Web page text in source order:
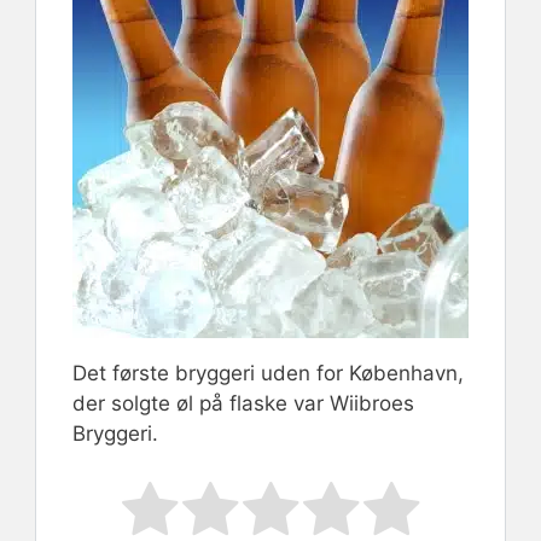
Det første bryggeri uden for København,
der solgte øl på flaske var Wiibroes
Bryggeri.
Rate this item: Submit Rating